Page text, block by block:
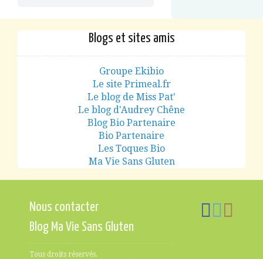
Blogs et sites amis
Groupe Ekibio
Le site Primeal.fr
Le blog de Miss Pat'
Le blog d'Audrey Chêne
Blog Bio Partenaire
Bio Partenaire
Les Toques Bio
Ma Vie Sans Gluten
Nous contacter
Blog Ma Vie Sans Gluten
Tous droits réservés.